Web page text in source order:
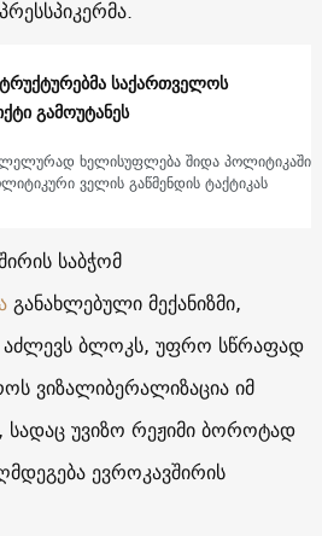
საქართველოს
გამოუტანეს
ხელისუფლება შიდა პოლიტიკაში
ველის გაწმენდის ტაქტიკას
საბჭომ
განახლებული მექანიზმი,
აძლევს ბლოკს, უფრო სწრაფად
ვიზალიბერალიზაცია იმ
სადაც უვიზო რეჟიმი ბოროტად
ევროკავშირის